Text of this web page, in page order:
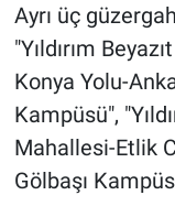
Ayrı üç
"Yıldırım
Konya Yolu-
Kampüsü",
Mahallesi-Etlik
Gölbaşı
Canlı Yayın